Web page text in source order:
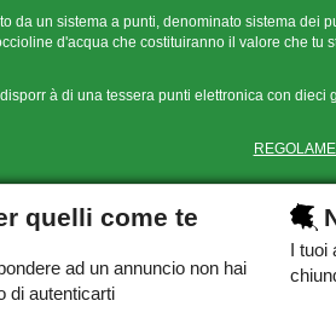
da un sistema a punti, denominato sistema dei
d'acqua che costituiranno il valore che tu
à di una tessera punti elettronica con dieci
quelli come te
ad un annuncio non hai
di autenticarti
I tuoi